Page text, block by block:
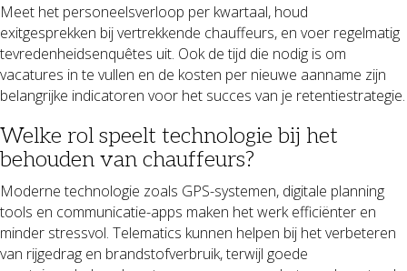
Meet het personeelsverloop per kwartaal, houd
exitgesprekken bij vertrekkende chauffeurs, en voer regelmatig
tevredenheidsenquêtes uit. Ook de tijd die nodig is om
vacatures in te vullen en de kosten per nieuwe aanname zijn
belangrijke indicatoren voor het succes van je retentiestrategie.
Welke rol speelt technologie bij het
behouden van chauffeurs?
Moderne technologie zoals GPS-systemen, digitale planning
tools en communicatie-apps maken het werk efficiënter en
minder stressvol. Telematics kunnen helpen bij het verbeteren
van rijgedrag en brandstofverbruik, terwijl goede